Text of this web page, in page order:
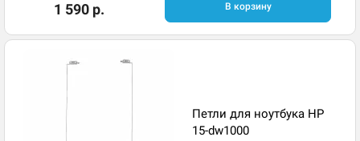
1 590 р. В корзину
Петли для ноутбука HP
15-dw1000